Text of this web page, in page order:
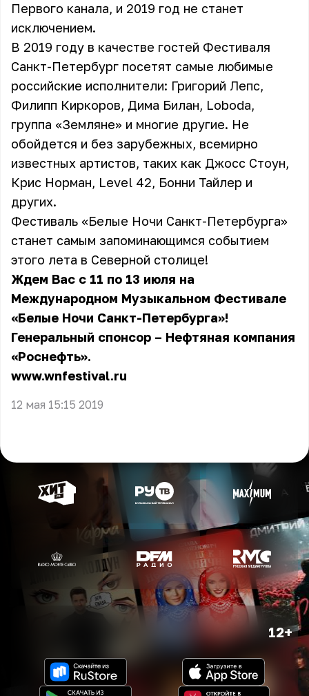
Первого канала, и 2019 год не станет
исключением.
В 2019 году в качестве гостей Фестиваля
Санкт-Петербург посетят самые любимые
российские исполнители: Григорий Лепс,
Филипп Киркоров, Дима Билан, Loboda,
группа «Земляне» и многие другие. Не
обойдется и без зарубежных, всемирно
известных артистов, таких как Джосс Стоун,
Крис Норман, Level 42, Бонни Тайлер и
других.
Фестиваль «Белые Ночи Санкт-Петербурга»
станет самым запоминающимся событием
этого лета в Северной столице!
Ждем Вас с 11 по 13 июля на
Международном Музыкальном Фестивале
«Белые Ночи Санкт-Петербурга»!
Генеральный спонсор – Нефтяная компания
«Роснефть».
www.wnfestival.ru
12 мая 15:15 2019
12+